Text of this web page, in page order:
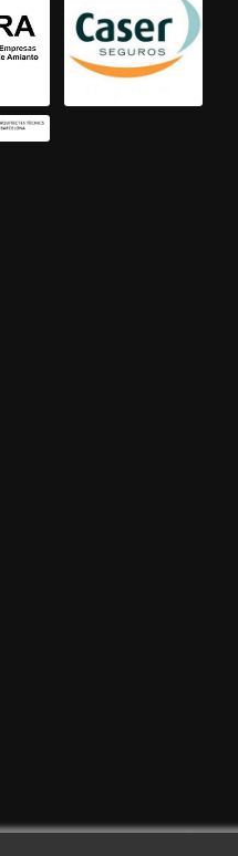
– 08302 – Mataró